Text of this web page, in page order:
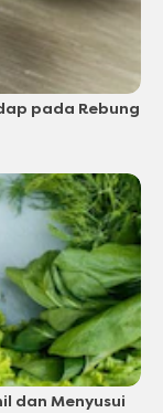
pada Rebung
dan Menyusui